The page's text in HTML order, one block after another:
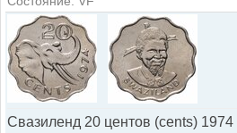
Свазиленд 20 центов (cents) 1974